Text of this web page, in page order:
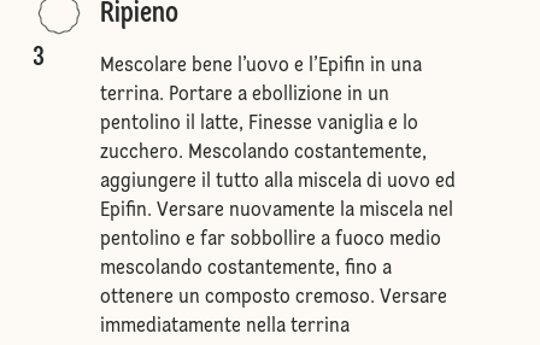
3
Ripieno
Mescolare bene l’uovo e l’Epifin in una
terrina. Portare a ebollizione in un
pentolino il latte, Finesse vaniglia e lo
zucchero. Mescolando costantemente,
aggiungere il tutto alla miscela di uovo ed
Epifin. Versare nuovamente la miscela nel
pentolino e far sobbollire a fuoco medio
mescolando costantemente, fino a
ottenere un composto cremoso. Versare
immediatamente nella terrina